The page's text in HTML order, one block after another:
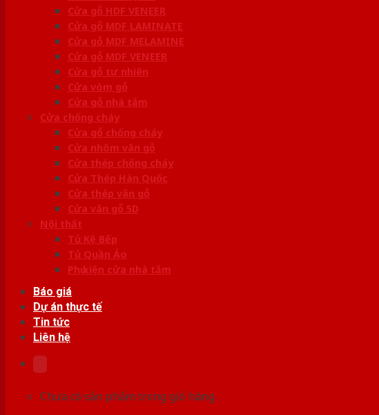
Cửa gỗ HDF VENEER
Cửa gỗ MDF LAMINATE
Cửa gỗ MDF MELAMINE
Cửa gỗ MDF VENEER
Cửa gỗ tự nhiên
Cửa vòm gỗ
Cửa gỗ nhà tắm
Cửa chống cháy
Cửa gỗ chống cháy
Cửa nhôm vân gỗ
Cửa thép chống cháy
Cửa Thép Hàn Quốc
Cửa thép vân gỗ
Cửa vân gỗ 5D
Nội thất
Tủ Kệ Bếp
Tủ Quần Áo
Phụ kiện cửa nhà tắm
Báo giá
Dự án thực tế
Tin tức
Liên hệ
Chưa có sản phẩm trong giỏ hàng.